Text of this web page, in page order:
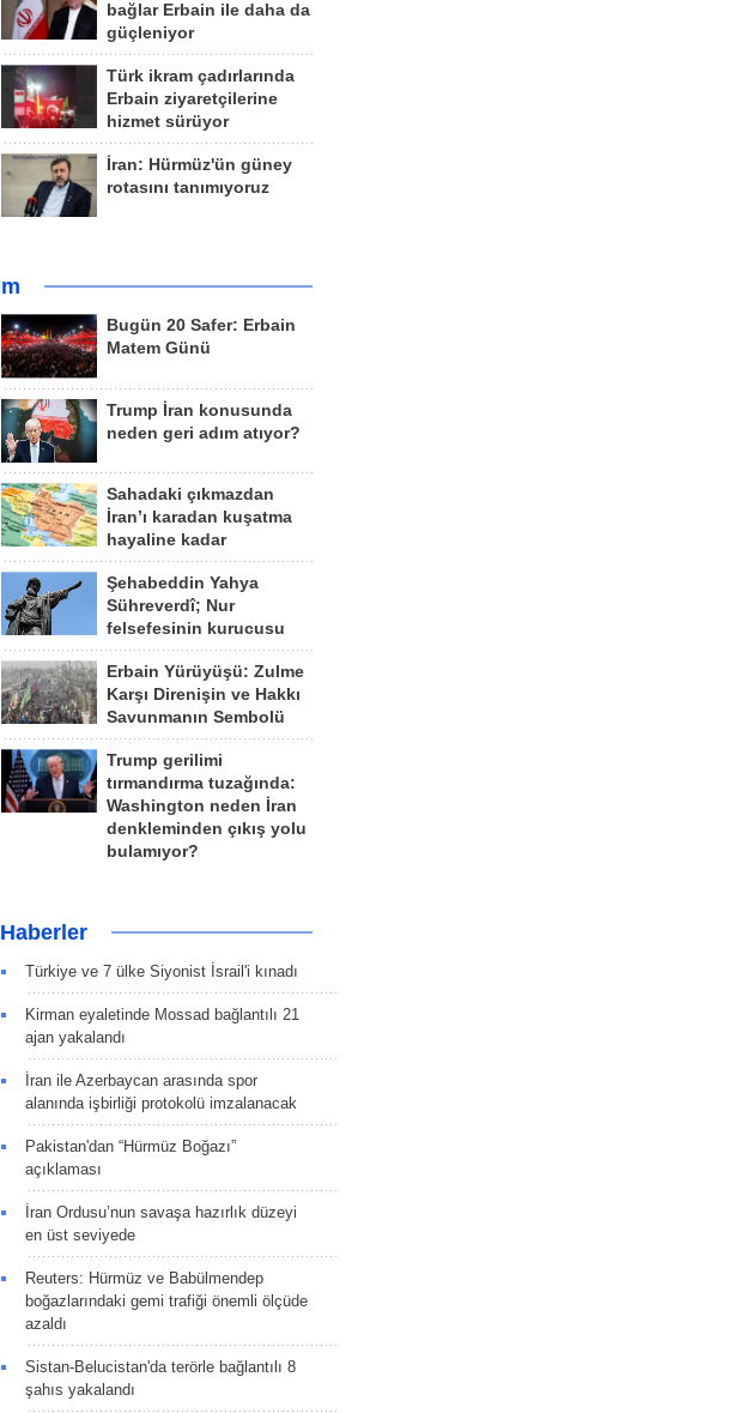
bağlar Erbain ile daha da
güçleniyor
Türk ikram çadırlarında
Erbain ziyaretçilerine
hizmet sürüyor
İran: Hürmüz'ün güney
rotasını tanımıyoruz
Bugün 20 Safer: Erbain
Matem Günü
Trump İran konusunda
neden geri adım atıyor?
Sahadaki çıkmazdan
İran’ı karadan kuşatma
hayaline kadar
Şehabeddin Yahya
Sühreverdî; Nur
felsefesinin kurucusu
Erbain Yürüyüşü: Zulme
Karşı Direnişin ve Hakkı
Savunmanın Sembolü
Trump gerilimi
tırmandırma tuzağında:
Washington neden İran
denkleminden çıkış yolu
bulamıyor?
Türkiye ve 7 ülke Siyonist İsrail'i kınadı
Kirman eyaletinde Mossad bağlantılı 21
ajan yakalandı
İran ile Azerbaycan arasında spor
alanında işbirliği protokolü imzalanacak
Pakistan'dan “Hürmüz Boğazı”
açıklaması
İran Ordusu’nun savaşa hazırlık düzeyi
en üst seviyede
Reuters: Hürmüz ve Babülmendep
boğazlarındaki gemi trafiği önemli ölçüde
azaldı
Sistan-Belucistan'da terörle bağlantılı 8
şahıs yakalandı